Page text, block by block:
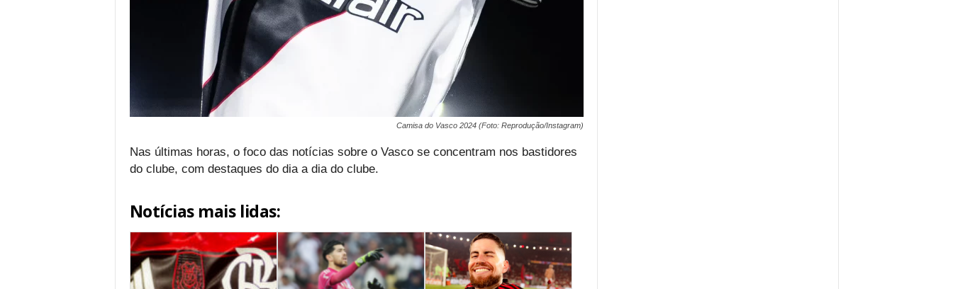
Camisa do Vasco 2024 (Foto: Reprodução/Instagram)
Nas últimas horas, o foco das notícias sobre o Vasco se concentram nos bastidores
do clube, com destaques do dia a dia do clube.
Notícias mais lidas: